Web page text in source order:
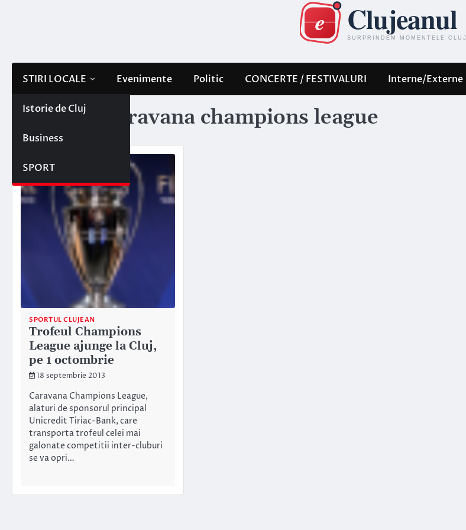
STIRI LOCALE
Istorie de Cluj
Business
SPORT
Evenimente Politic CONCERTE / FESTIVALURI Interne/Externe
Etichetă: caravana champions league
SPORTUL CLUJEAN
Trofeul Champions
League ajunge la Cluj,
pe 1 octombrie
18 septembrie 2013
Caravana Champions League,
alaturi de sponsorul principal
Unicredit Tiriac-Bank, care
transporta trofeul celei mai
galonate competitii inter-cluburi
se va opri…